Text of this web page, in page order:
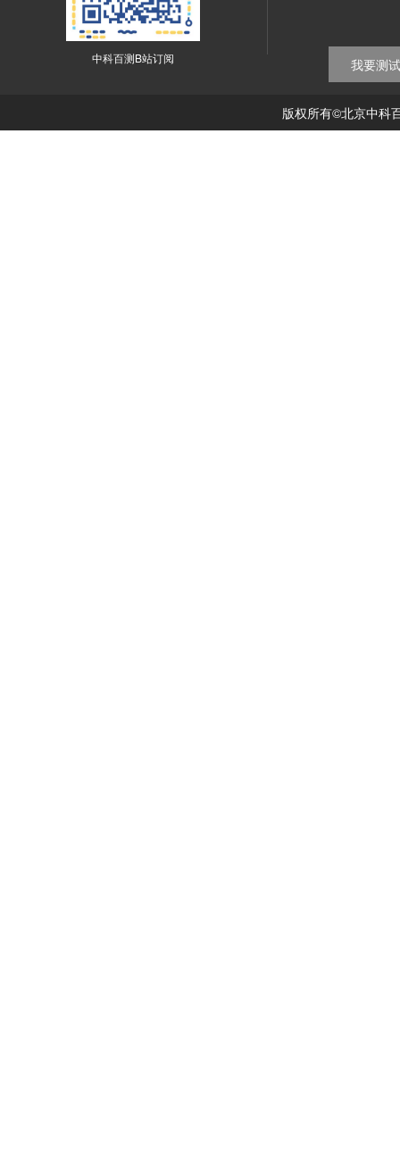
中科百测B站订阅 我要测试
版权所有©北京中科